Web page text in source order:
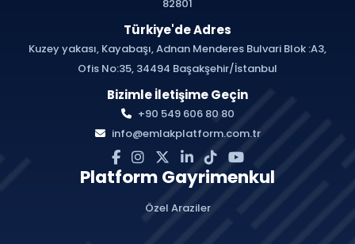
82801
Türkiye'de Adres
Kuzey yakası, Kayabaşı, Adnan Menderes Bulvari Blok :A3,
Ofis No:35, 34494 Başakşehir/İstanbul
Bizimle İletişime Geçin
+90 549 606 80 80
info@emlakplatform.com.tr
Platform Gayrimenkul
Özel Araziler